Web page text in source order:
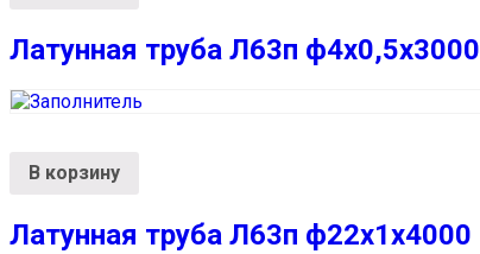
Латунная труба Л63п ф4х0,5х3000
В корзину
Латунная труба Л63п ф22х1х4000